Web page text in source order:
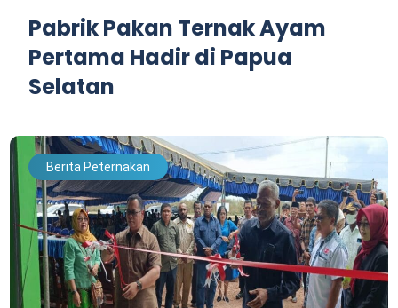
Pabrik Pakan Ternak Ayam
Pertama Hadir di Papua
Selatan
Berita Peternakan